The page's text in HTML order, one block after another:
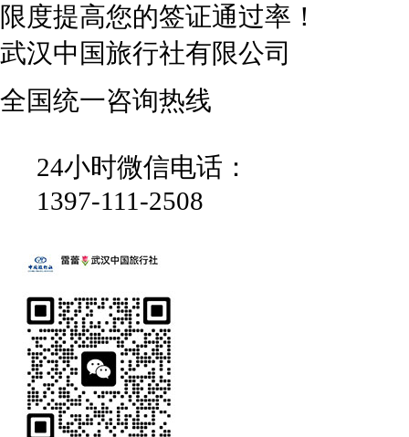
限度提高您的签证通过率！
武汉中国旅行社有限公司
全国统一咨询热线
24小时微信电话：
1397-111-2508